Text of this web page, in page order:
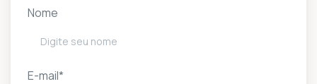
Nome
E-mail*